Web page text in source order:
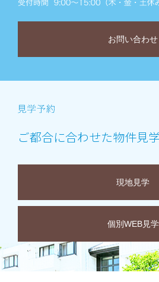
お問い合わせ
ご都合に合わせた物件見
現地見学
個別WEB見学